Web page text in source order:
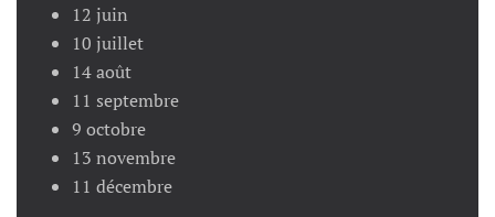
12 juin
10 juillet
14 août
11 septembre
9 octobre
13 novembre
11 décembre